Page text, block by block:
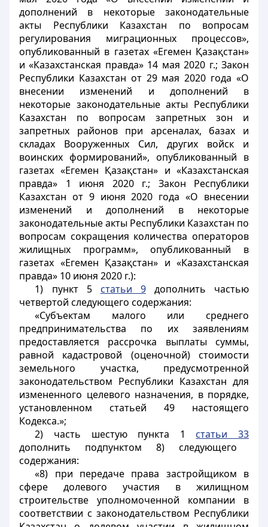
дополнений в некоторые законодательные
акты Республики Казахстан по вопросам
регулирования миграционных процессов»,
опубликованный в газетах «Егемен Қазақстан»
и «Казахстанская правда» 14 мая 2020 г.; Закон
Республики Казахстан от 29 мая 2020 года «О
внесении изменений и дополнений в
некоторые законодательные акты Республики
Казахстан по вопросам запретных зон и
запретных районов при арсеналах, базах и
складах Вооруженных Сил, других войск и
воинских формирований», опубликованный в
газетах «Егемен Қазақстан» и «Казахстанская
правда» 1 июня 2020 г.; Закон Республики
Казахстан от 9 июня 2020 года «О внесении
изменений и дополнений в некоторые
законодательные акты Республики Казахстан по
вопросам сокращения количества операторов
жилищных программ», опубликованный в
газетах «Егемен Қазақстан» и «Казахстанская
правда» 10 июня 2020 г.):
1) пункт 5 статьи 9дополнить частью
четвертой следующего содержания:
«Субъектам малого или среднего
предпринимательства по их заявлениям
предоставляется рассрочка выплаты суммы,
равной кадастровой (оценочной) стоимости
земельного участка, предусмотренной
законодательством Республики Казахстан для
измененного целевого назначения, в порядке,
установленном статьей 49 настоящего
Кодекса.»;
2) часть шестую пункта 1 статьи 33
дополнить подпунктом 8) следующего
содержания:
«8) при передаче права застройщиком в
сфере долевого участия в жилищном
строительстве уполномоченной компании в
соответствии с законодательством Республики